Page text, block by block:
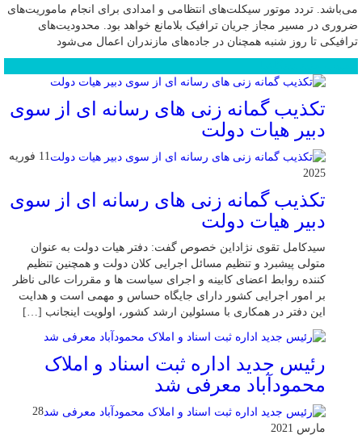
می‌باشد. تردد موتور سیکلت‌های انتظامی و امدادی برای انجام ماموریت‌های
ضروری در مسیر مجاز جریان ترافیک بلامانع خواهد بود. محدودیت‌های
ترافیکی تا روز شنبه همچنان در جاده‌های مازندران اعمال می‌شود
تکذیب گمانه زنی های رسانه ای از سوی
دبیر هیات دولت
11 فوریه
2025
تکذیب گمانه زنی های رسانه ای از سوی
دبیر هیات دولت
سیدکامل تقوی نژاداین خصوص گفت: دفتر هیات دولت به عنوان
متولی پیشبرد و تنظیم مسائل اجرایی کلان دولت و همچنین تنظیم
کننده روابط اعضای کابینه و اجرای سیاست ها و مقررات عالی ناظر
بر امور اجرایی کشور دارای جایگاه حساس و مهمی است و هدایت
این دفتر در همکاری با مسئولین ارشد کشور، اولویت اینجانب […]
رئیس جدید اداره ثبت اسناد و املاک
محمودآباد معرفی شد
28
مارس 2021